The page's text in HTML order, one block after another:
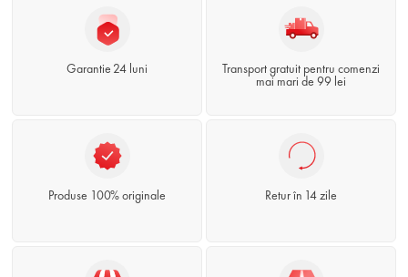
Garantie 24 luni
Transport gratuit pentru comenzi
mai mari de 99 lei
Produse 100% originale Retur în 14 zile